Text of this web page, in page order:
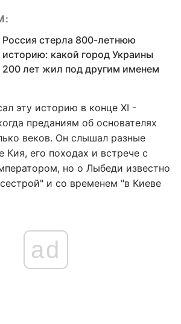
Россия стерла 800-летнюю
историю: какой город Украины
200 лет жил под другим именем
эту историю в конце XI -
преданиям об основателях
веков. Он слышал разные
Кия, его походах и встрече с
но о Лыбеди известно
и со временем "в Киеве
ad